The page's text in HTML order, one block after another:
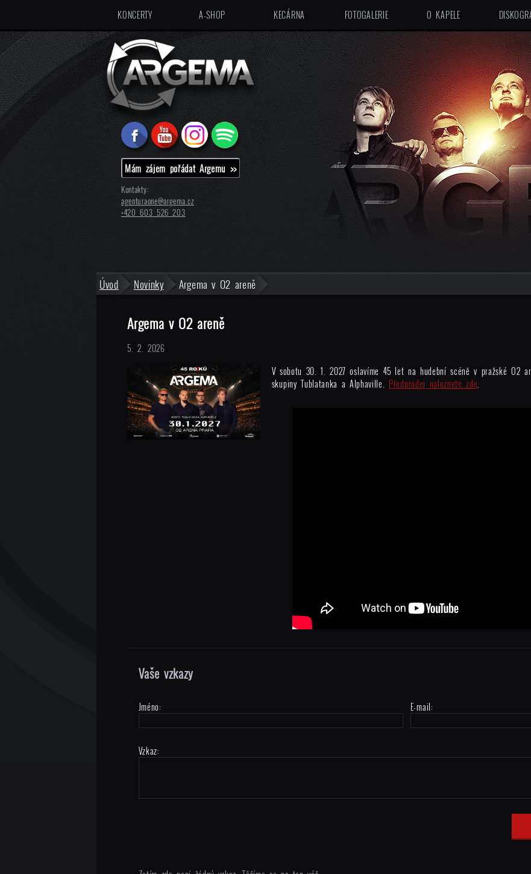
KONCERTY A-SHOP KECÁRNA FOTOGALERIE O KAPELE
Mám zájem pořádat Argemu >>
Kontakty:
agenturaone@argema.cz
+420 603 526 203
Úvod Novinky Argema v O2 areně
Argema v O2 areně
5. 2. 2026
V sobotu 30. 1. 2027 oslavíme 45 let na hudební scéně v pražské O2
skupiny Tublatanka a Alphaville. Předprodej naleznete zde
Vaše vzkazy
Jméno: E-mail:
Vzkaz: